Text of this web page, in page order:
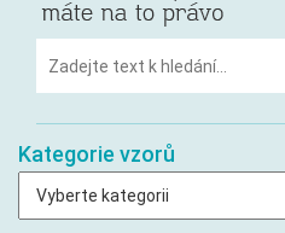
Kategorie vzorů